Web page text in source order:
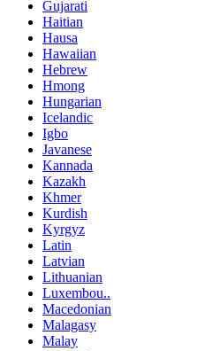
Gujarati
Haitian
Hausa
Hawaiian
Hebrew
Hmong
Hungarian
Icelandic
Igbo
Javanese
Kannada
Kazakh
Khmer
Kurdish
Kyrgyz
Latin
Latvian
Lithuanian
Luxembou..
Macedonian
Malagasy
Malay